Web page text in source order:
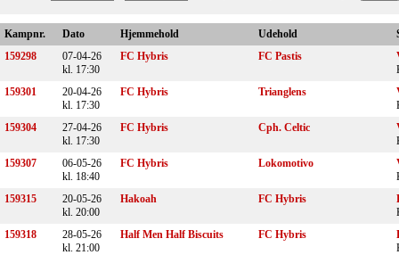
Kampnr. Dato Hjemmehold Udehold
159298
07-04-26
kl. 17:30
FC Hybris FC Pastis
159301
20-04-26
kl. 17:30
FC Hybris Trianglens
159304
27-04-26
kl. 17:30
FC Hybris Cph. Celtic
159307
06-05-26
kl. 18:40
FC Hybris Lokomotivo
159315
20-05-26
kl. 20:00
Hakoah FC Hybris
159318
28-05-26
kl. 21:00
Half Men Half Biscuits FC Hybris